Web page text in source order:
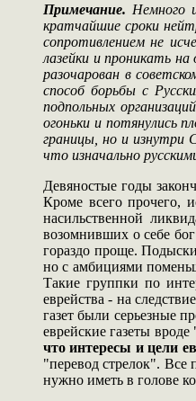
Примечание. Немного
кратчайшие сроки
сопротивлением не
лазейки и проникать
разочарован в
способ борьбы с
подпольных
огоньки и потянулись
границы, но и изнутри
что изначально
Девяностые годы
Кроме всего прочего,
насильственной
возомнивших о себе
гораздо проще.
но с амбициями
Такие группки по
еврейства - на
газет были серьезные
еврейские газеты
что интересы и цели
"перевод стрелок". Все
нужно иметь в голове